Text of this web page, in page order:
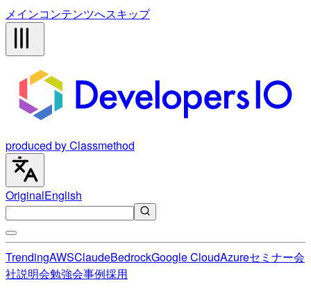
メインコンテンツへスキップ
produced by Classmethod
OriginalEnglish
TrendingAWSClaudeBedrockGoogle CloudAzureセミナー会
社説明会勉強会事例採用